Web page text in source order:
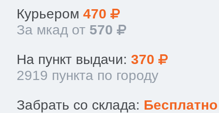
Курьером 470
За мкад от 570
На пункт выдачи: 370
2919 пункта по городу
Забрать со склада: Бесплатно